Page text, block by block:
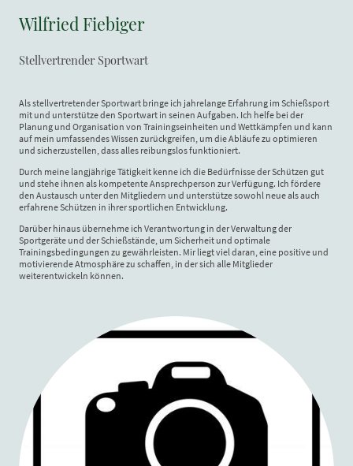
Wilfried Fiebiger
Stellvertrender Sportwart
Als stellvertretender Sportwart bringe ich jahrelange Erfahrung im Schießsport
mit und unterstütze den Sportwart in seinen Aufgaben. Ich helfe bei der
Planung und Organisation von Trainingseinheiten und Wettkämpfen und kann
auf mein umfassendes Wissen zurückgreifen, um die Abläufe zu optimieren
und sicherzustellen, dass alles reibungslos funktioniert.
Durch meine langjährige Tätigkeit kenne ich die Bedürfnisse der Schützen gut
und stehe ihnen als kompetente Ansprechperson zur Verfügung. Ich fördere
den Austausch unter den Mitgliedern und unterstütze sowohl neue als auch
erfahrene Schützen in ihrer sportlichen Entwicklung.
Darüber hinaus übernehme ich Verantwortung in der Verwaltung der
Sportgeräte und der Schießstände, um Sicherheit und optimale
Trainingsbedingungen zu gewährleisten. Mir liegt viel daran, eine positive und
motivierende Atmosphäre zu schaffen, in der sich alle Mitglieder
weiterentwickeln können.